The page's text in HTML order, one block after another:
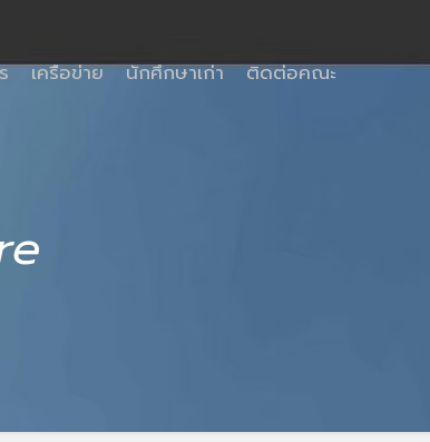
เครือข่าย นักศึกษาเก่า ติดต่อคณะ